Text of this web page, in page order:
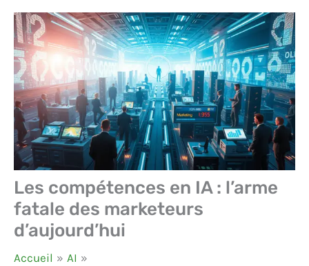
Les compétences en IA : l’arme
fatale des marketeurs
d’aujourd’hui
Accueil
AI